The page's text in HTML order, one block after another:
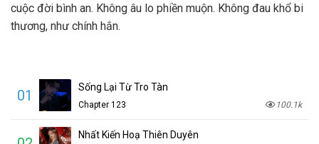
cuộc đời bình an. Không âu lo phiền muộn. Không đau khổ bi
thương, như chính hắn.
01 Sống Lại Từ Tro Tàn
Chapter 123 100.1k
Nhất Kiến Hoạ Thiên Duyên